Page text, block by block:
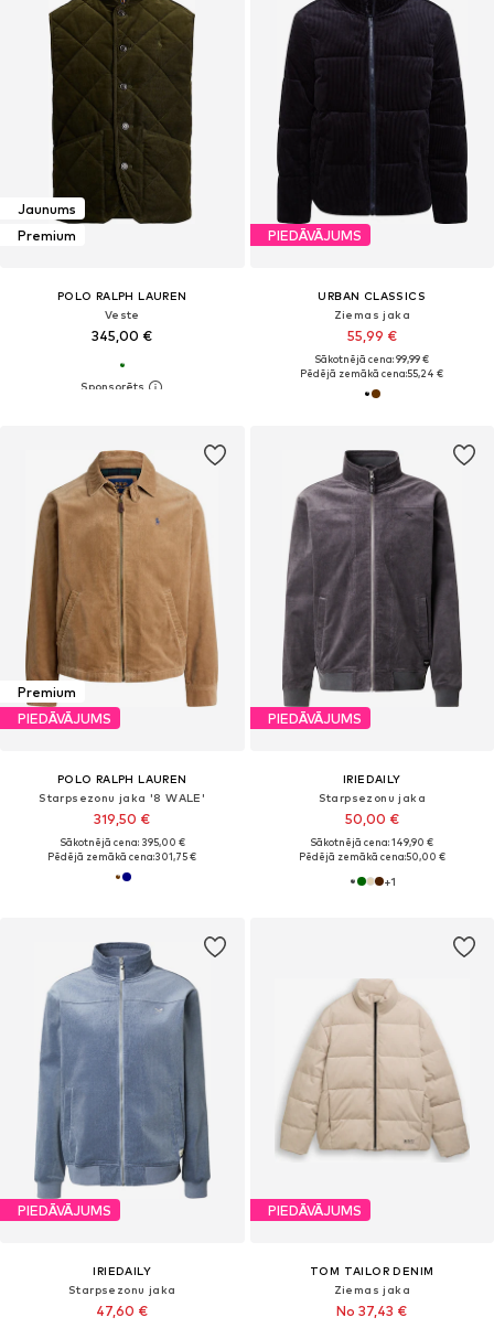
Jaunums
Premium
POLO RALPH LAUREN
Veste
345,00 €
PIEDĀVĀJUMS
URBAN CLASSICS
Ziemas jaka
55,99 €
Sākotnējā cena: 99,99 €
Pēdējā zemākā cena:55,24 €
Premium
PIEDĀVĀJUMS
POLO RALPH LAUREN
Starpsezonu jaka '8 WALE'
319,50 €
Sākotnējā cena: 395,00 €
Pēdējā zemākā cena:301,75 €
PIEDĀVĀJUMS
IRIEDAILY
Starpsezonu jaka
50,00 €
Sākotnējā cena: 149,90 €
Pēdējā zemākā cena:50,00 €
+1
PIEDĀVĀJUMS
IRIEDAILY
Starpsezonu jaka
47,60 €
PIEDĀVĀJUMS
TOM TAILOR DENIM
Ziemas jaka
No 37,43 €